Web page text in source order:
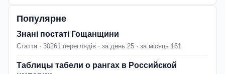
Популярне
Знані постаті Гощанщини
Стаття · 30261 переглядів · за день 25 · за місяць 161
Таблицы табели о рангах в Российской